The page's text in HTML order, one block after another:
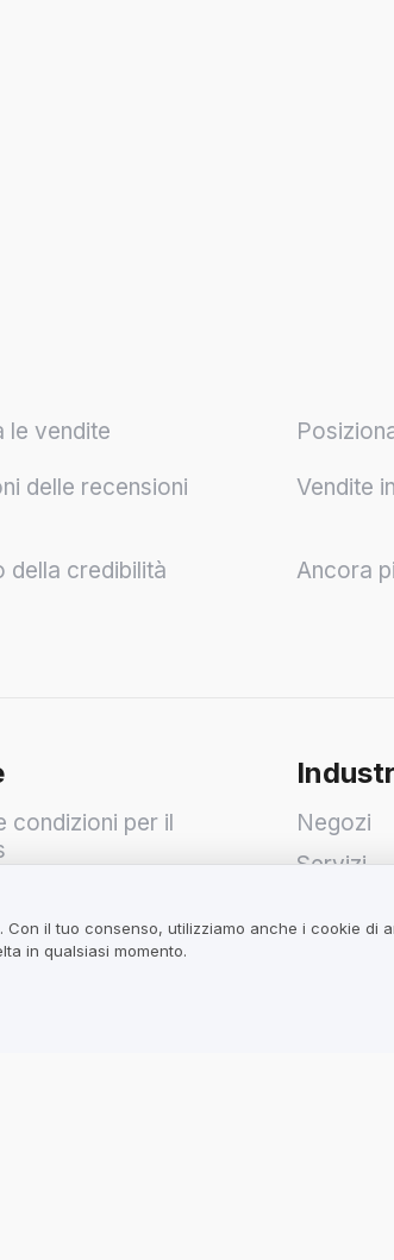
le vendite
delle recensioni Vendite
della credibilità Ancora
condizioni per il
sulla Privacy
Negozi
Servizi
il tuo consenso, utilizziamo anche i cookie di
in qualsiasi momento.